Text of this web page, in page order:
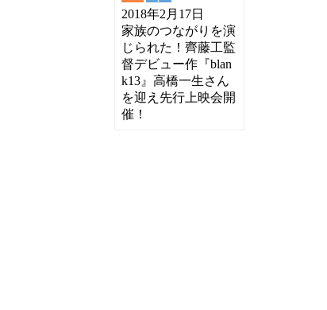
2018年2月17日
家族のつながりを演
じられた！齊藤工監
督デビュー作『blan
k13』高橋一生さん
を迎え先行上映会開
催！